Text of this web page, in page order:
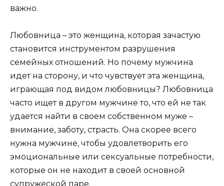
важно.
Любовница – это женщина, которая зачастую
становится инструментом разрушения
семейных отношений. Но почему мужчина
идет на сторону, и что чувствует эта женщина,
играющая под видом любовницы? Любовница
часто ищет в другом мужчине то, что ей не так
удается найти в своем собственном муже –
внимание, заботу, страсть. Она скорее всего
нужна мужчине, чтобы удовлетворить его
эмоциональные или сексуальные потребности,
которые он не находит в своей основной
супружеской паре.